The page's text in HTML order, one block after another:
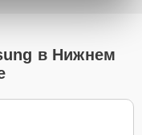
в Нижнем